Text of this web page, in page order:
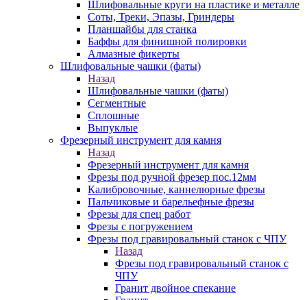
Шлифовальные круги на пластике и металле
Соты, Треки, Эпазы, Гриндеры
Планшайбы для станка
Баффы для финишной полировки
Алмазные фикерты
Шлифовальные чашки (фаты)
Назад
Шлифовальные чашки (фаты)
Сегментные
Сплошные
Выпуклые
Фрезерный инструмент для камня
Назад
Фрезерный инструмент для камня
Фрезы под ручной фрезер пос.12мм
Калибровочные, каннелюрные фрезы
Пальчиковые и барельефные фрезы
Фрезы для спец работ
Фрезы с погружением
Фрезы под гравировальный станок с ЧПУ
Назад
Фрезы под гравировальный станок с
ЧПУ
Гранит двойное спекание